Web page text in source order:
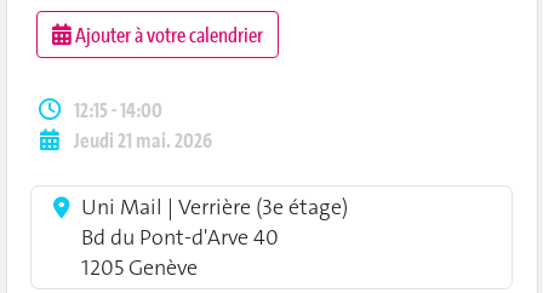
Ajouter à votre calendrier
12:15 - 14:00
Jeudi 21 mai. 2026
Uni Mail | Verrière (3e étage)
Bd du Pont-d'Arve 40
1205 Genève